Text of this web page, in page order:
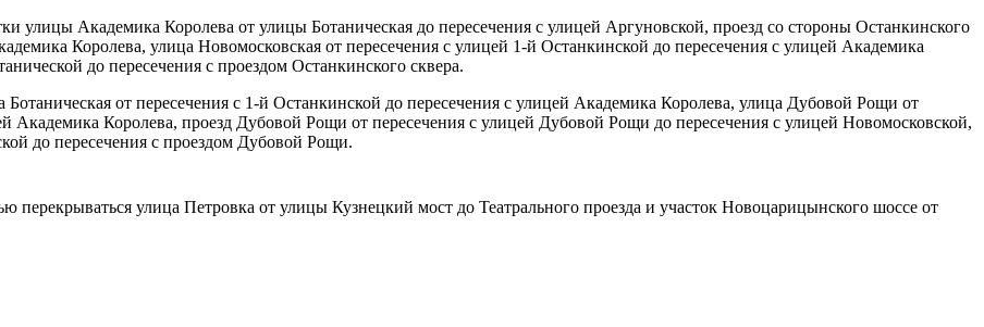
улицы Академика Королева от улицы Ботаническая до пересечения с улицей Аргуновской, проезд со стороны Останкинского
Королева, улица Новомосковская от пересечения с улицей 1-й Останкинской до пересечения с улицей Академика
до пересечения с проездом Останкинского сквера.
Ботаническая от пересечения с 1-й Останкинской до пересечения с улицей Академика Королева, улица Дубовой Рощи от
Академика Королева, проезд Дубовой Рощи от пересечения с улицей Дубовой Рощи до пересечения с улицей Новомосковской,
до пересечения с проездом Дубовой Рощи.
перекрываться улица Петровка от улицы Кузнецкий мост до Театрального проезда и участок Новоцарицынского шоссе от